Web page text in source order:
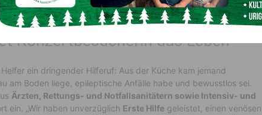
Konzertbesucherin das Leben
ein dringender Hilferuf: Aus der Küche kam jemand
am Boden liege, epileptische Anfälle habe und bewusstlos sei.
Ärzten, Rettungs- und Notfallsanitätern sowie Intensiv- und
ein. „Wir haben unverzüglich Erste Hilfe geleistet, einen venösen